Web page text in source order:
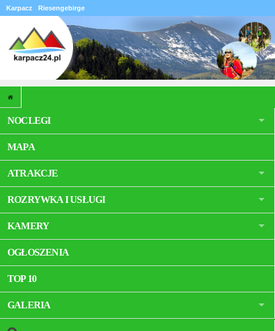
Karpacz Riesengebirge
NOCLEGI
MAPA
ATRAKCJE
ROZRYWKA I USŁUGI
KAMERY
OGŁOSZENIA
TOP 10
GALERIA